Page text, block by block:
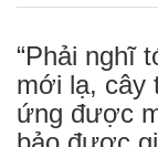
“Phải nghĩ
mới lạ, cây
ứng được